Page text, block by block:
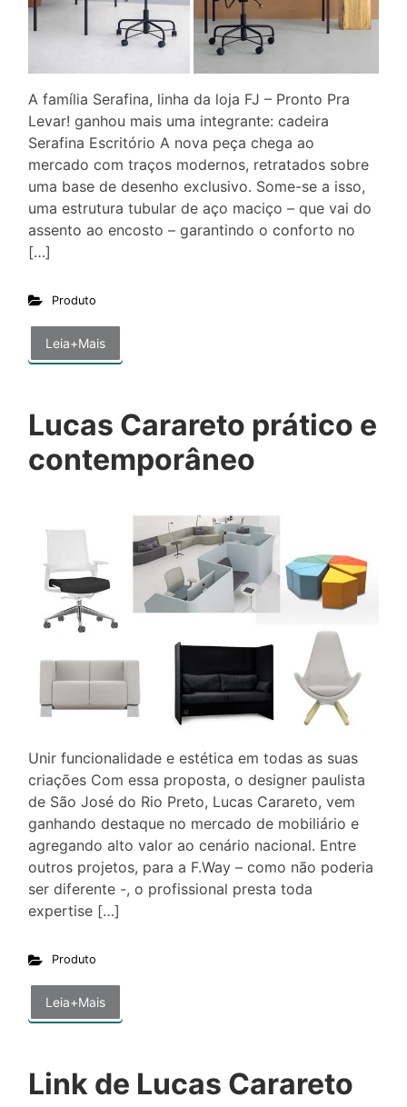
A família Serafina, linha da loja FJ – Pronto Pra
Levar! ganhou mais uma integrante: cadeira
Serafina Escritório A nova peça chega ao
mercado com traços modernos, retratados sobre
uma base de desenho exclusivo. Some-se a isso,
uma estrutura tubular de aço maciço – que vai do
assento ao encosto – garantindo o conforto no
[…]
Produto
Leia+Mais
Lucas Carareto prático e
contemporâneo
Unir funcionalidade e estética em todas as suas
criações Com essa proposta, o designer paulista
de São José do Rio Preto, Lucas Carareto, vem
ganhando destaque no mercado de mobiliário e
agregando alto valor ao cenário nacional. Entre
outros projetos, para a F.Way – como não poderia
ser diferente -, o profissional presta toda
expertise […]
Produto
Leia+Mais
Link de Lucas Carareto